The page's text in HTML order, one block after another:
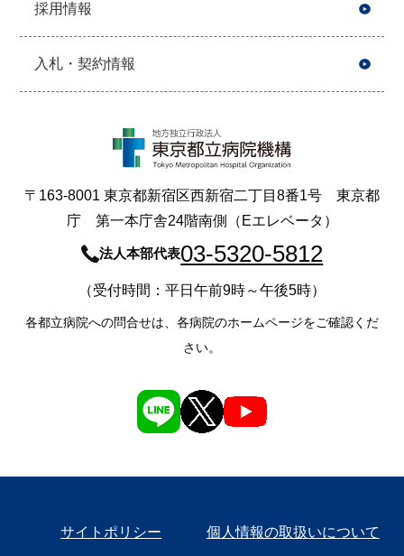
採用情報
入札・契約情報
〒163-8001 東京都新宿区西新宿二丁目8番1号 東京都
庁 第一本庁舎24階南側（Eエレベータ）
法人本部代表03-5320-5812
（受付時間：平日午前9時～午後5時）
各都立病院への問合せは、各病院のホームページをご確認くだ
さい。
サイトポリシー 個人情報の取扱いについて